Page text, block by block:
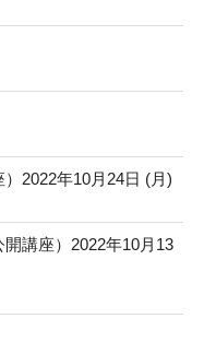
2022年10月24日 (月)
講座）2022年10月13